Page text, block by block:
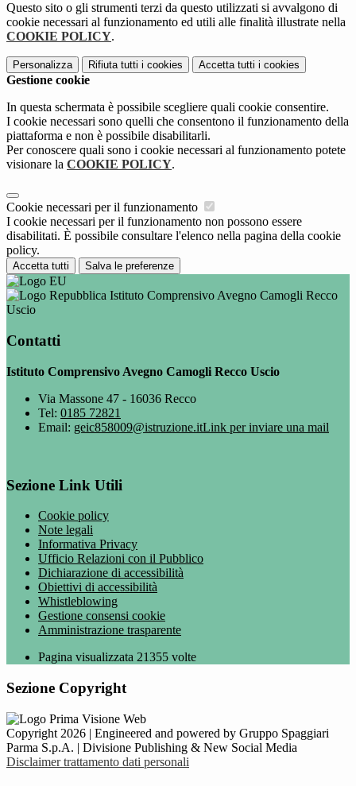
Questo sito o gli strumenti terzi da questo utilizzati si avvalgono di
cookie necessari al funzionamento ed utili alle finalità illustrate nella
COOKIE POLICY.
Personalizza Rifiuta tutti i cookies Accetta tutti i cookies
Gestione cookie
In questa schermata è possibile scegliere quali cookie consentire.
I cookie necessari sono quelli che consentono il funzionamento della
piattaforma e non è possibile disabilitarli.
Per conoscere quali sono i cookie necessari al funzionamento potete
visionare la COOKIE POLICY.
Cookie necessari per il funzionamento
I cookie necessari per il funzionamento non possono essere
disabilitati. È possibile consultare l'elenco nella pagina della cookie
policy.
Accetta tutti Salva le preferenze
Istituto Comprensivo Avegno Camogli Recco
Uscio
Contatti
Istituto Comprensivo Avegno Camogli Recco Uscio
Via Massone 47 - 16036 Recco
Tel: 0185 72821
Email: geic858009@istruzione.itLink per inviare una mail
Sezione Link Utili
Cookie policy
Note legali
Informativa Privacy
Ufficio Relazioni con il Pubblico
Dichiarazione di accessibilità
Obiettivi di accessibilità
Whistleblowing
Gestione consensi cookie
Amministrazione trasparente
Pagina visualizzata 21355 volte
Sezione Copyright
Copyright 2026 | Engineered and powered by Gruppo Spaggiari
Parma S.p.A. | Divisione Publishing & New Social Media
Disclaimer trattamento dati personali